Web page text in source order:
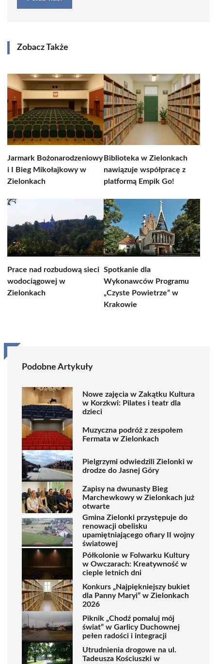
Zobacz Także
Jarmark Bożonarodzeniowy
i I Bieg Mikołajkowy w
Zielonkach
Biblioteka w Zielonkach
nawiązuje współpracę z
platformą Empik Go!
Prace nad rozbudową sieci
wodociągowej w
Zielonkach
Spotkanie dla
Wykonawców Programu
„Czyste Powietrze” w
Krakowie
Podobne Artykuły
Nowe zajęcia w Zakątku Kultura
w Korzkwi: Pilates i teatr dla
dzieci
Muzyczna podróż z zespołem
Fermata w Zielonkach
Pielgrzymi odwiedzili Zielonki w
drodze do Jasnej Góry
Zapisy na dwunasty Bieg
Marchewkowy w Zielonkach już
otwarte
Gmina Zielonki przystępuje do
renowacji obelisku
upamiętniającego ofiary II wojny
światowej
Półkolonie w Folwarku Kultury
w Owczarach: Kreatywność w
cieple letnich dni
Konkurs „Najpiękniejszy bukiet
dla Panny Maryi” w Zielonkach
2026
Piknik „Chodź pomaluj mój
świat” w Garlicy Duchownej
pełen radości i integracji
Utrudnienia drogowe na ul.
Tadeusza Kościuszki w